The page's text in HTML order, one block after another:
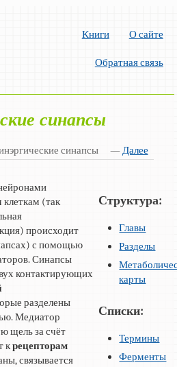
Книги О сайте
Обратная связь
синапсы
—Далее
синапсы
(так
происходит
с помощью
Синапсы
контактирующих
разделены
Медиатор
щель за счёт
крецепторам
связывается
Структура:
Главы
Разделы
карты
Списки:
Термины
Ферменты